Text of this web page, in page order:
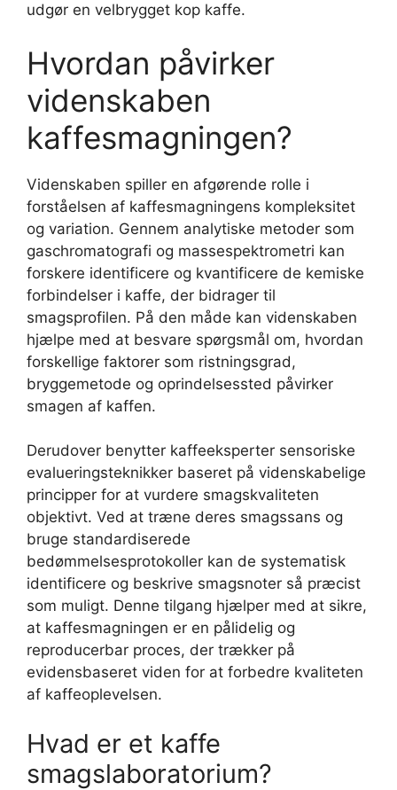
udgør en velbrygget kop kaffe.
Hvordan påvirker
videnskaben
kaffesmagningen?
Videnskaben spiller en afgørende rolle i
forståelsen af kaffesmagningens kompleksitet
og variation. Gennem analytiske metoder som
gaschromatografi og massespektrometri kan
forskere identificere og kvantificere de kemiske
forbindelser i kaffe, der bidrager til
smagsprofilen. På den måde kan videnskaben
hjælpe med at besvare spørgsmål om, hvordan
forskellige faktorer som ristningsgrad,
bryggemetode og oprindelsessted påvirker
smagen af kaffen.
Derudover benytter kaffeeksperter sensoriske
evalueringsteknikker baseret på videnskabelige
principper for at vurdere smagskvaliteten
objektivt. Ved at træne deres smagssans og
bruge standardiserede
bedømmelsesprotokoller kan de systematisk
identificere og beskrive smagsnoter så præcist
som muligt. Denne tilgang hjælper med at sikre,
at kaffesmagningen er en pålidelig og
reproducerbar proces, der trækker på
evidensbaseret viden for at forbedre kvaliteten
af kaffeoplevelsen.
Hvad er et kaffe
smagslaboratorium?